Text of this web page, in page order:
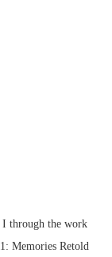
I through the work
Memories Retold